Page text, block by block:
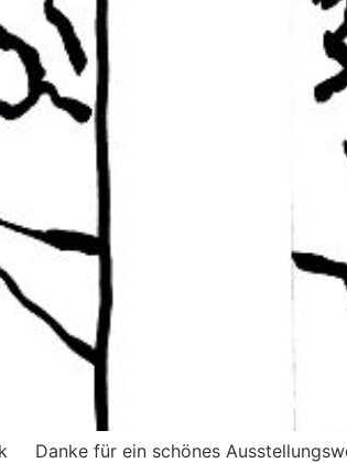
Danke für ein schönes